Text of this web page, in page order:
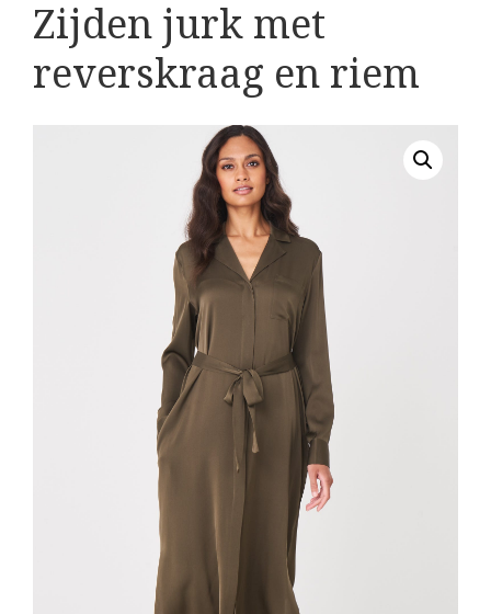
Zijden jurk met
reverskraag en riem